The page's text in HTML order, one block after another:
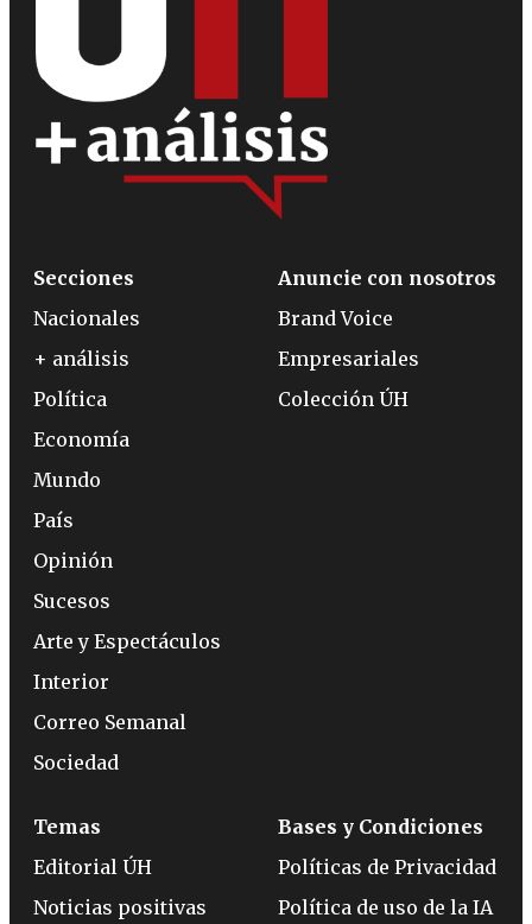
Secciones
Nacionales
+ análisis
Política
Economía
Mundo
País
Opinión
Sucesos
Arte y Espectáculos
Interior
Correo Semanal
Sociedad
Anuncie con nosotros
Brand Voice
Empresariales
Colección ÚH
Temas
Editorial ÚH
Noticias positivas
Bases y Condiciones
Políticas de Privacidad
Política de uso de la IA